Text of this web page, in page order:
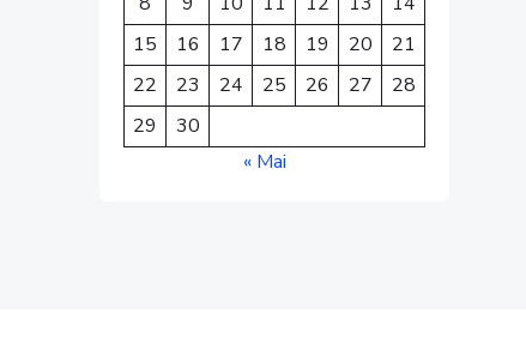
15
16 17 18 19 20
21
22
23 24 25 26 27
28
29
30
« Mai